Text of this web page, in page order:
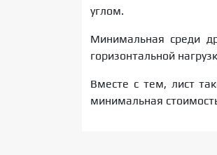
углом.
Минимальная среди
горизонтальной
Вместе с тем, лист
минимальная